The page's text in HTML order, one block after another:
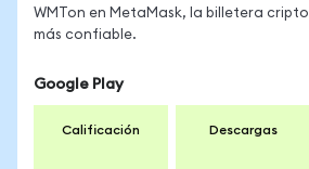
WMTon en MetaMask, la billetera cripto
más confiable.
Google Play
Calificación Descargas